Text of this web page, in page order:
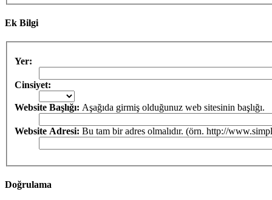
Ek Bilgi
Yer:
Cinsiyet:
Website Başlığı: Aşağıda girmiş olduğunuz web sitesinin başlığı.
Website Adresi: Bu tam bir adres olmalıdır. (örn. http://
Doğrulama